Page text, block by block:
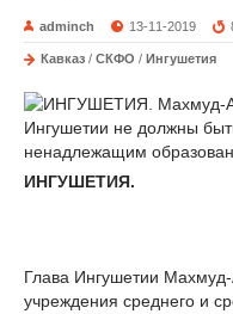
adminch 13-11-2019
Кавказ / СКФО / Ингушетия
ИНГУШЕТИЯ.
Глава Ингушетии
учреждения среднего и